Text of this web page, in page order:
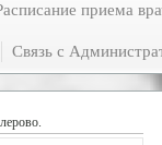
приема
Связь с